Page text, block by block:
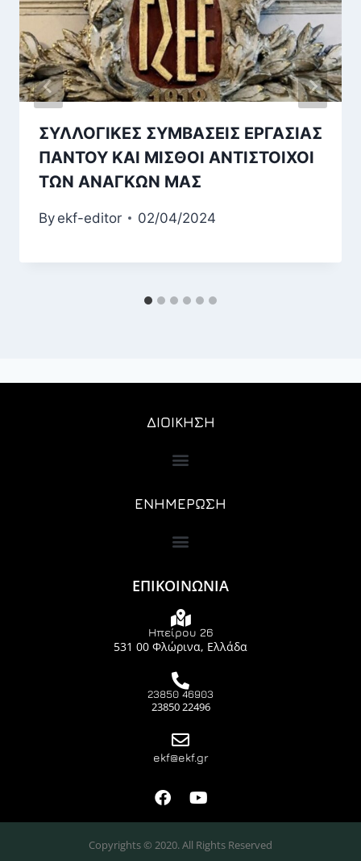
ΣΥΛΛΟΓΙΚΕΣ ΣΥΜΒΑΣΕΙΣ ΕΡΓΑΣΙΑΣ
ΠΑΝΤΟΥ ΚΑΙ ΜΙΣΘΟΙ ΑΝΤΙΣΤΟΙΧΟΙ
ΤΩΝ ΑΝΑΓΚΩΝ ΜΑΣ
By ekf-editor 02/04/2024
ΔΙΟΙΚΗΣΗ
ΕΝΗΜΕΡΩΣΗ
ΕΠΙΚΟΙΝΩΝΙΑ
Ηπείρου 26
531 00 Φλώρινα, Ελλάδα
23850 46903
23850 22496
ekf@ekf.gr
Copyrights © 2020. All Rights Reserved